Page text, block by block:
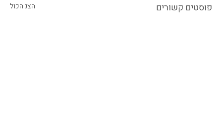
פוסטים קשורים הצג הכול